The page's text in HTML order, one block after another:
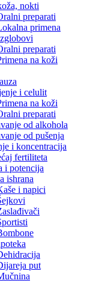
nokti
preparati
primena
preparati
na koži
i celulit
na koži
preparati
od alkohola
od pušenja
i koncentracija
fertiliteta
i potencija
ishrana
i napici
put